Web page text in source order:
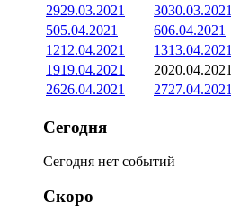
2929.03.2021 3030.03.2021
505.04.2021 606.04.2021
1212.04.2021 1313.04.2021
1919.04.2021 2020.04.2021
2626.04.2021 2727.04.2021
Сегодня
Сегодня нет событий
Скоро